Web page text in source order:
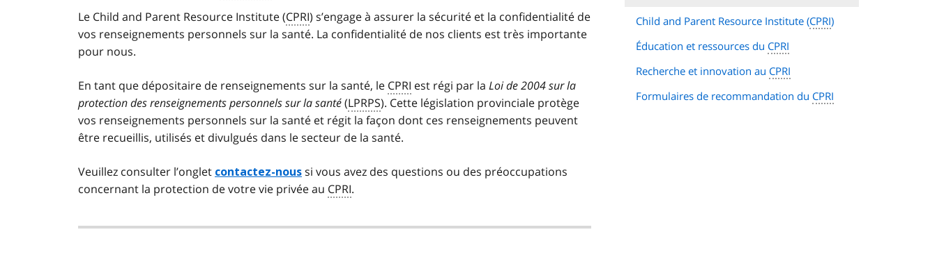
Le Child and Parent Resource Institute (CPRI) s’engage à assurer la sécurité et la confidentialité de
vos renseignements personnels sur la santé. La confidentialité de nos clients est très importante
pour nous.
En tant que dépositaire de renseignements sur la santé, le CPRI est régi par la Loi de 2004 sur la
protection des renseignements personnels sur la santé(LPRPS). Cette législation provinciale protège
vos renseignements personnels sur la santé et régit la façon dont ces renseignements peuvent
être recueillis, utilisés et divulgués dans le secteur de la santé.
Veuillez consulter l’onglet contactez-nous si vous avez des questions ou des préoccupations
concernant la protection de votre vie privée au CPRI.
Child and Parent Resource Institute (CPRI)
Éducation et ressources du CPRI
Recherche et innovation au CPRI
Formulaires de recommandation du CPRI